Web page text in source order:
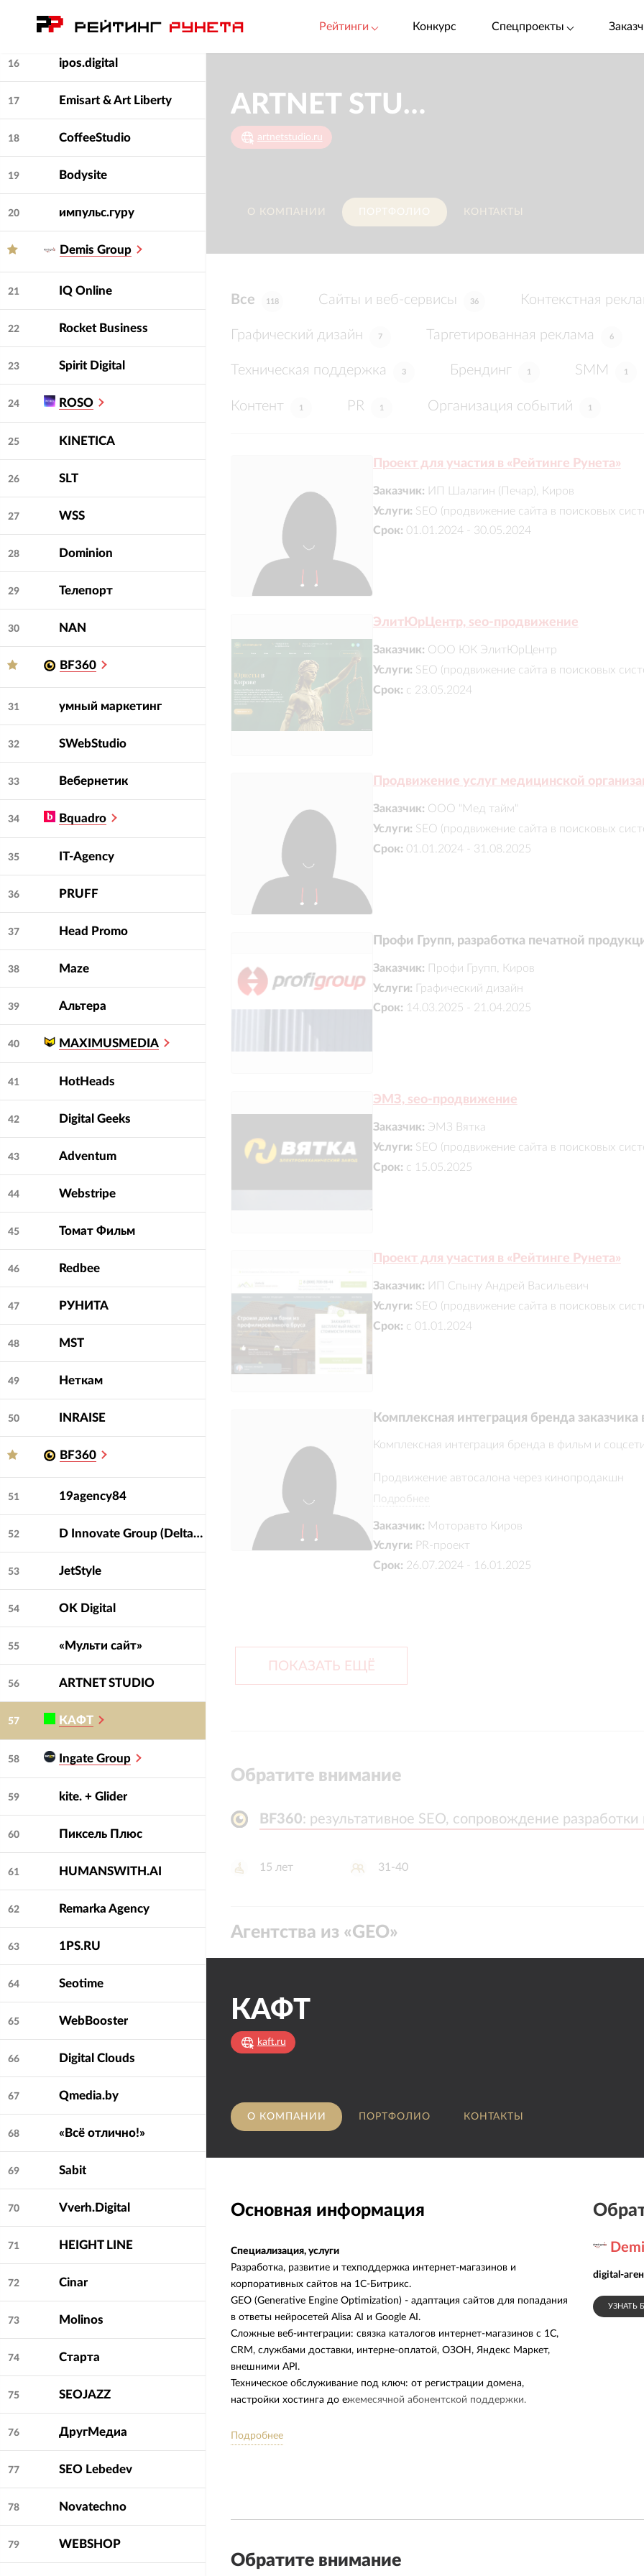
Рейтинги Конкурс Спецпроекты
НастАртВЕБ
16 ipos.digital
17 Emisart & Art Liberty
18 CoffeeStudio
19 Bodysite
20 импульс.гуру
Demis Group
21 IQ Online
22 Rocket Business
23 Spirit Digital
24 ROSO
25 KINETICA
26 SLT
27 WSS
28 Dominion
29 Телепорт
30 NAN
BF360
31 умный маркетинг
32 SWebStudio
33 Вебернетик
34 Bquadro
35 IT-Agency
36 PRUFF
37 Head Promo
38 Maze
39 Альтера
40 MAXIMUSMEDIA
41 HotHeads
42 Digital Geeks
43 Adventum
44 Webstripe
45 Томат Фильм
46 Redbee
47 РУНИТА
48 MST
49 Неткам
50 INRAISE
BF360
51 19agency84
52 D Innovate Group (DeltaClick, Soda, Dinamica, Bench!, Deltaplan, Cube)
53 JetStyle
54 OK Digital
55 «Мульти сайт»
56 ARTNET STUDIO
57 КАФТ
58 Ingate Group
59 kite. + Glider
60 Пиксель Плюс
61 HUMANSWITH.AI
62 Remarka Agency
63 1PS.RU
64 Seotime
65 WebBooster
66 Digital Clouds
67 Qmedia.by
68 «Всё отлично!»
69 Sabit
70 Vverh.Digital
71 HEIGHT LINE
72 Cinar
73 Molinos
74 Старта
75 SEOJAZZ
76 ДругМедиа
77 SEO Lebedev
78 Novatechno
79 WEBSHOP
ARTNET STUDIO
artnetstudio.ru
О КОМПАНИИ ПОРТФОЛИО КОНТАКТЫ
Все 118 Сайты и веб-сервисы 36 Контекстная
Графический дизайн 7 Таргетированная реклама 6
Техническая поддержка 3 Брендинг 1 SMM 1
Контент 1 PR 1 Организация событий 1
Проект для участия в «Рейтинге Рунета»
Заказчик: ИП Шалагин (Печар), Киров
Услуги: SEO (продвижение сайта в поисковых
Срок: 01.01.2024 - 30.05.2024
ЭлитЮрЦентр, seo-продвижение
Заказчик: ООО ЮК ЭлитЮрЦентр
Услуги: SEO (продвижение сайта в поисковых
Срок: с 23.05.2024
Продвижение услуг медицинской
Заказчик: ООО "Мед тайм"
Услуги: SEO (продвижение сайта в поисковых
Срок: 01.01.2024 - 31.08.2025
Профи Групп, разработка печатной
Заказчик:
Профи Групп, Киров
Услуги:
Графический дизайн
Срок: 14.03.2025 - 21.04.2025
ЭМЗ, seo-продвижение
Заказчик: ЭМЗ Вятка
Услуги: SEO (продвижение сайта в поисковых
Срок: с 15.05.2025
Проект для участия в «Рейтинге Рунета»
Заказчик: ИП Спыну Андрей Васильевич
Услуги: SEO (продвижение сайта в поисковых
Срок: с 01.01.2024
Комплексная интеграция бренда
Комплексная интеграция бренда в фильм и
Продвижение автосалона через кинопродакшн
Брендирование 5 серий и SMM-сопровождение
Подробнее
Заказчик: Моторавто Киров
Услуги:
PR-проект
Срок: 26.07.2024 - 16.01.2025
ПОКАЗАТЬ ЕЩЁ
Обратите внимание
BF360: результативное SEO, сопровождение
BF360: результативное SEO, сопровождение
15 лет 31-40
Агентства из «GEO»
КАФТ
kaft.ru
О КОМПАНИИ ПОРТФОЛИО КОНТАКТЫ
Основная информация
Специализация, услуги
Разработка, развитие и техподдержка интернет-магазинов и
корпоративных сайтов на 1С-Битрикс.
GEO (Generative Engine Optimization) - адаптация сайтов для попадания
в ответы нейросетей Alisa AI и Google AI.
Сложные веб-интеграции: связка каталогов интернет-магазинов с 1C,
CRM, службами доставки, интерне-оплатой, ОЗОН, Яндекс Маркет,
внешними API.
Техническое обслуживание под ключ: от регистрации домена,
настройки хостинга до ежемесячной абонентской поддержки.
Сила компании
факты именно у вас.
Подробнее
digital-
УЗНАТЬ
Обратите внимание